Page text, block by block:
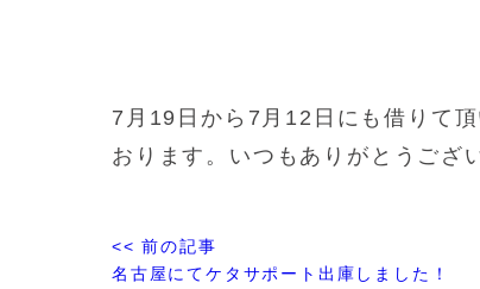
7月19日から7月12日にも借りて
おります。いつもありがとうござ
<< 前の記事
名古屋にてケタサポート出庫しました！